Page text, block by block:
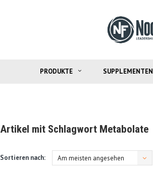
PRODUKTE SUPPLEMENTEN
Artikel mit Schlagwort Metabolate
Sortieren nach: Am meisten angesehen